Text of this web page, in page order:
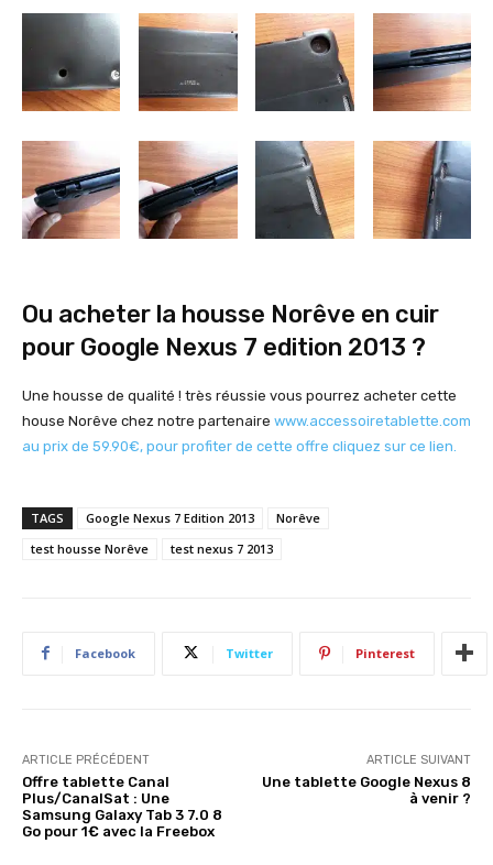
Ou acheter la housse Norêve en cuir
pour Google Nexus 7 edition 2013 ?
Une housse de qualité ! très réussie vous pourrez acheter cette
house Norêve chez notre partenaire www.accessoiretablette.com
au prix de 59.90€, pour profiter de cette offre cliquez sur ce lien.
TAGS Google Nexus 7 Edition 2013
Norêve
test housse Norêve
test nexus 7 2013
Facebook Twitter Pinterest
ARTICLE PRÉCÉDENT
Offre tablette Canal
Plus/CanalSat : Une
Samsung Galaxy Tab 3 7.0 8
Go pour 1€ avec la Freebox
ARTICLE SUIVANT
Une tablette Google Nexus 8
à venir ?